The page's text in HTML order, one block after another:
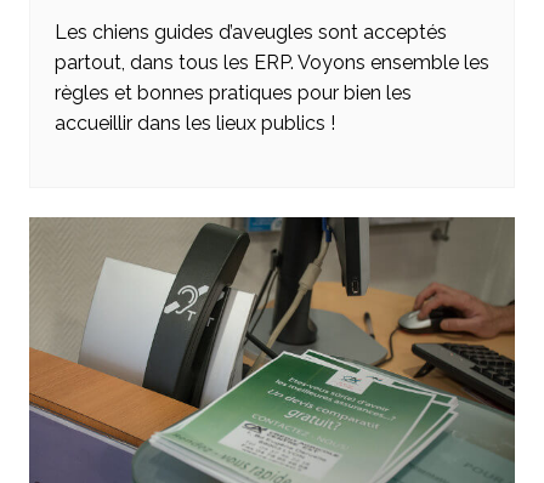
Les chiens guides d’aveugles sont acceptés
partout, dans tous les ERP. Voyons ensemble les
règles et bonnes pratiques pour bien les
accueillir dans les lieux publics !